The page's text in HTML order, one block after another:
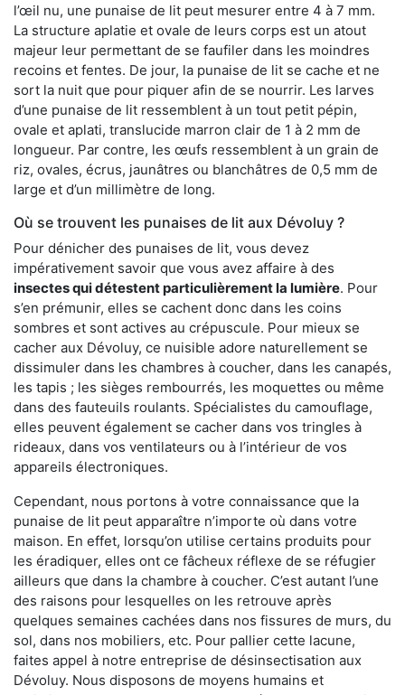
l’œil nu, une punaise de lit peut mesurer entre 4 à 7 mm.
La structure aplatie et ovale de leurs corps est un atout
majeur leur permettant de se faufiler dans les moindres
recoins et fentes. De jour, la punaise de lit se cache et ne
sort la nuit que pour piquer afin de se nourrir. Les larves
d’une punaise de lit ressemblent à un tout petit pépin,
ovale et aplati, translucide marron clair de 1 à 2 mm de
longueur. Par contre, les œufs ressemblent à un grain de
riz, ovales, écrus, jaunâtres ou blanchâtres de 0,5 mm de
large et d’un millimètre de long.
Où se trouvent les punaises de lit aux Dévoluy ?
Pour dénicher des punaises de lit, vous devez
impérativement savoir que vous avez affaire à des
insectes qui détestent particulièrement la lumière. Pour
s’en prémunir, elles se cachent donc dans les coins
sombres et sont actives au crépuscule. Pour mieux se
cacher aux Dévoluy, ce nuisible adore naturellement se
dissimuler dans les chambres à coucher, dans les canapés,
les tapis ; les sièges rembourrés, les moquettes ou même
dans des fauteuils roulants. Spécialistes du camouflage,
elles peuvent également se cacher dans vos tringles à
rideaux, dans vos ventilateurs ou à l’intérieur de vos
appareils électroniques.
Cependant, nous portons à votre connaissance que la
punaise de lit peut apparaître n’importe où dans votre
maison. En effet, lorsqu’on utilise certains produits pour
les éradiquer, elles ont ce fâcheux réflexe de se réfugier
ailleurs que dans la chambre à coucher. C’est autant l’une
des raisons pour lesquelles on les retrouve après
quelques semaines cachées dans nos fissures de murs, du
sol, dans nos mobiliers, etc. Pour pallier cette lacune,
faites appel à notre entreprise de désinsectisation aux
Dévoluy. Nous disposons de moyens humains et